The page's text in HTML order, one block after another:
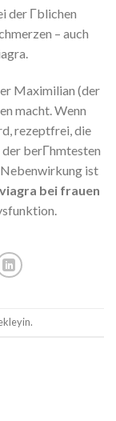
der Гblichen
– auch
Maximilian (der
macht. Wenn
rezeptfrei, die
der berГhmtesten
ist
bei frauen